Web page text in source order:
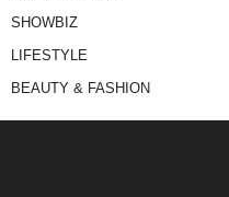
SHOWBIZ
LIFESTYLE
BEAUTY & FASHION